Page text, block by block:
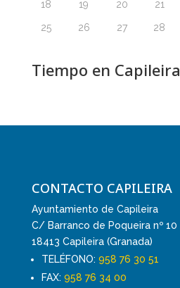
18 19 20 21
25 26 27 28
Tiempo en Capileira
CONTACTO CAPILEIRA
Ayuntamiento de Capileira
C/ Barranco de Poqueira nº 10
18413 Capileira (Granada)
TELÉFONO: 958 76 30 51
FAX: 958 76 34 00